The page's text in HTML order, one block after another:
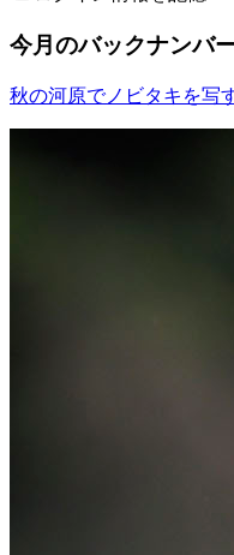
今月のバックナンバ
秋の河原でノビタキを写